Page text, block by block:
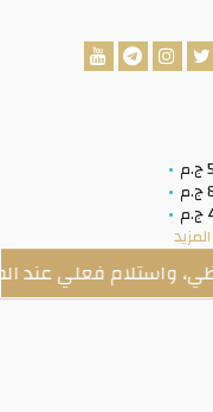
المزيد
فعلي عند الطلب.